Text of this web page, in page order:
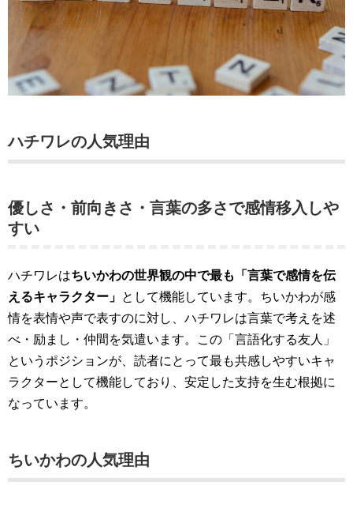
ハチワレの人気理由
優しさ・前向きさ・言葉の多さで感情移入しや
すい
ハチワレはちいかわの世界観の中で最も「言葉で感情を伝
えるキャラクター」 として機能しています。ちいかわが感
情を表情や声で表すのに対し、ハチワレは言葉で考えを述
べ・励まし・仲間を気遣います。この「言語化する友人」
というポジションが、読者にとって最も共感しやすいキャ
ラクターとして機能しており、安定した支持を生む根拠に
なっています。
ちいかわの人気理由